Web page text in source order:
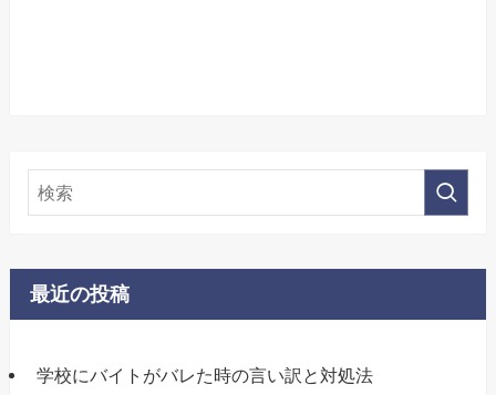
最近の投稿
学校にバイトがバレた時の言い訳と対処法